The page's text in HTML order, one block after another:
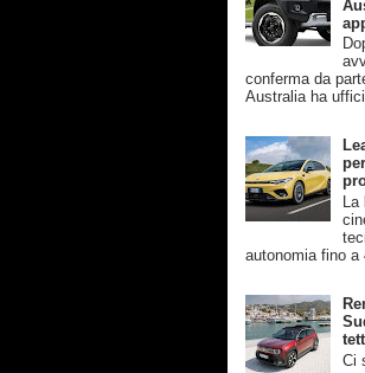
conferma da
Australia ha
La
autonomia fino
Ci